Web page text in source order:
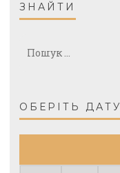
ЗНАЙТИ
ОБЕРІТЬ ДАТУ